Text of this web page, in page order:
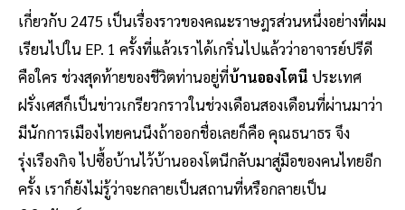
เกี่ยวกับ 2475 เป็นเรื่องราวของคณะราษฎรส่วนหนึ่งอย่างที่ผม
เรียนไปใน EP. 1 ครั้งที่แล้วเราได้เกริ่นไปแล้วว่าอาจารย์ปรีดี
คือใคร ช่วงสุดท้ายของชีวิตท่านอยู่ที่บ้านอองโตนี ประเทศ
ฝรั่งเศสก็เป็นข่าวเกรียวกราวในช่วงเดือนสองเดือนที่ผ่านมาว่า
มีนักการเมืองไทยคนนึงถ้าออกชื่อเลยก็คือ คุณธนาธร จึง
รุ่งเรืองกิจ ไปซื้อบ้านไว้บ้านอองโตนีกลับมาสู่มือของคนไทยอีก
ครั้ง เราก็ยังไม่รู้ว่าจะกลายเป็นสถานที่หรือกลายเป็น